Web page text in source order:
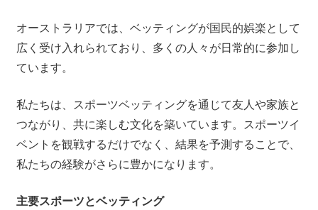
オーストラリアでは、ベッティングが国民的娯楽として
広く受け入れられており、多くの人々が日常的に参加し
ています。
私たちは、スポーツベッティングを通じて友人や家族と
つながり、共に楽しむ文化を築いています。スポーツイ
ベントを観戦するだけでなく、結果を予測することで、
私たちの経験がさらに豊かになります。
主要スポーツとベッティング